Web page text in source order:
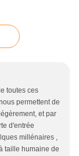
toutes ces
permettent de
et par
d'entrée
millénaires ,
taille humaine de